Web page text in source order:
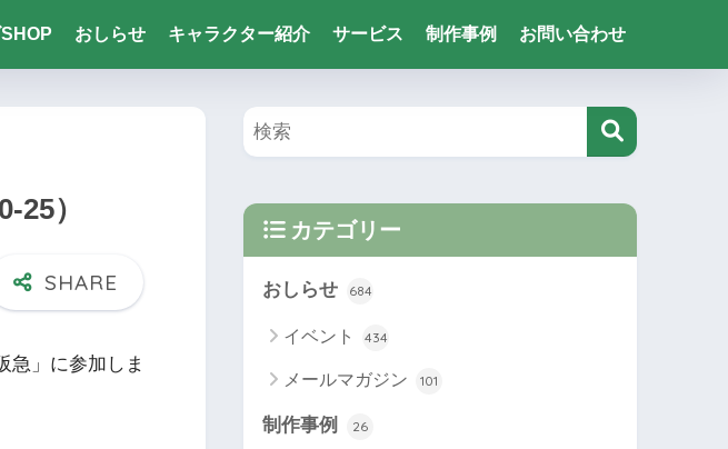
おしらせ キャラクター紹介 サービス 制作事例 お問い合わせ
25）
急」に参加しま
カテゴリー
おしらせ 684
イベント 434
メールマガジン 101
制作事例 26